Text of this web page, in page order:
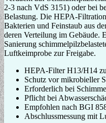
2-3 nach VdS 3151) oder bei
Belastung. Die HEPA-
Bakterien und Feinstaub aus
deren Verteilung im Gebäude.
Sanierung
Luftkeimprobe zur Freigabe.
HEPA-Filter H13/H14
Schutz vor mikrobieller
Erforderlich bei
Pflicht bei
Empfohlen nach BGI
Abschlussmessung mit